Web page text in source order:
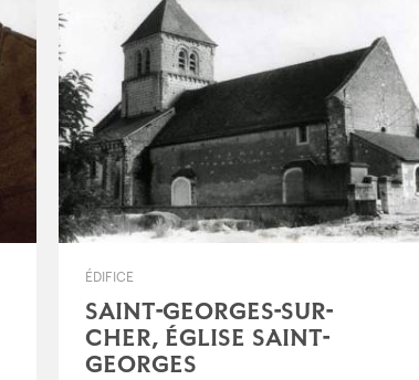
ÉDIFICE
SAINT-GEORGES-SUR-
CHER, ÉGLISE SAINT-
GEORGES